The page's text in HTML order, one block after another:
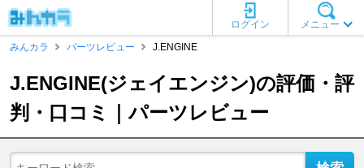
メニュー
ログイン
みんカラ
パーツレビュー J.ENGINE
J.ENGINE(ジェイエンジン)の評価・評
判・口コミ｜パーツレビュー